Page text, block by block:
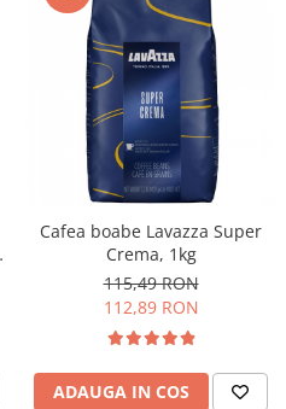
Cafea boabe Lavazza Super
Crema, 1kg
115,49 RON
112,89 RON
ADAUGA IN COS